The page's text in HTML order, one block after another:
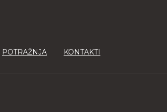
POTRAŽNJA KONTAKTI